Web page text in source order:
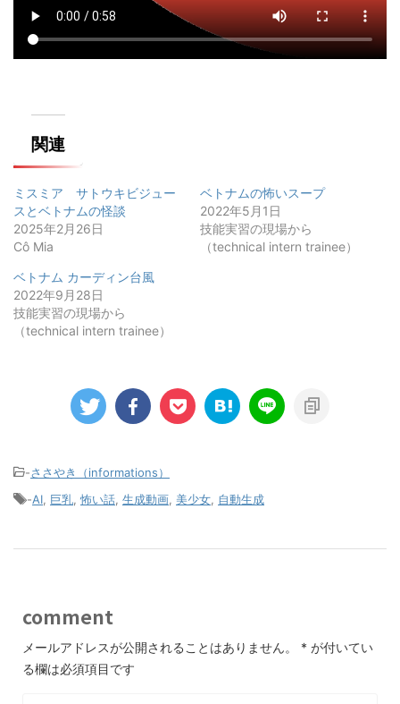
関連
ミスミア サトウキビジュー
スとベトナムの怪談
2025年2月26日
Cô Mia
ベトナムの怖いスープ
2022年5月1日
技能実習の現場から
（technical intern trainee）
ベトナム カーディン台風
2022年9月28日
技能実習の現場から
（technical intern trainee）
-ささやき（informations）
-AI, 巨乳,怖い話, 生成動画, 美少女, 自動生成
comment
メールアドレスが公開されることはありません。 * が付いてい
る欄は必須項目です